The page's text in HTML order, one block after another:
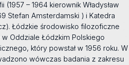
(1957 – 1964 kierownik Władysław
Stefan Amsterdamski ) i Katedra
Łódzkie środowisko filozoficzne
w Oddziale Łódzkim Polskiego
który powstał w 1956 roku. W
wówczas badania z zakresu